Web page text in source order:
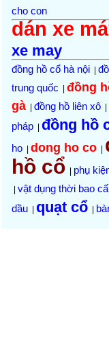
cho con
dán xe
xe may
đồng hồ cổ hà nội
trung quốc
đồng
gà
đồng hồ liên xô
pháp
đồng hồ
ho
dong ho co
hồ cổ
phụ
vật dụng thời bao
dầu
quạt cổ